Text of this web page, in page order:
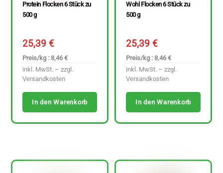
Protein Flocken 6 Stück zu
500 g
25,39€
Preis/kg : 8,46 €
inkl. MwSt. – zzgl.
Versandkosten
In den Warenkorb
Wohl Flocken 6 Stück zu
500 g
25,39€
Preis/kg : 8,46 €
inkl. MwSt. – zzgl.
Versandkosten
In den Warenkorb